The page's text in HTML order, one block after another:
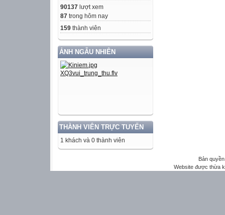
90137 lượt xem
87 trong hôm nay
159 thành viên
ẢNH NGẪU NHIÊN
THÀNH VIÊN TRỰC TUYẾN
1 khách và 0 thành viên
Bản
Website được thừa